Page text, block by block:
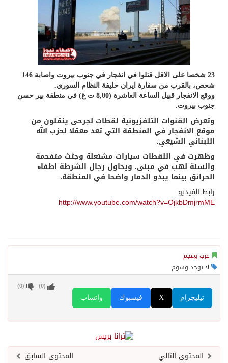
23 شخصا على الاقل قتلوا في انفجار في جنوب بيروت واصابة 146
شحص، بالقرب من سفارة ايران حليفة النظام السوري.
ووقع الانفجار قبيل الساعة العاشرة (8,00 ت غ) في منطقة بير حسن
جنوب بيروت.
وتعرض القنوات التلفزيونية لقطات لجرحى ينقلون من
موقع الانفجار في المنطقة التي تعد معقلا لحزب الله
اللبناني الشيعي.
وظهرت في اللقطات سيارات مشتعلة وجثث متفحمة
والسنة لهب في مبنى. ويحاول رجال الشرطة اطفاء
الحرائق بينما يبدو الدمار واضحا في المنطقة.
رابط الفيديو
http://www.youtube.com/watch?v=OjkbDmjrmME
عرب وعجم
لا يوجد وسوم
واتساب فيسبوك X تيليجرام
(
0
) (
0
)
المحتوى السابق المحتوى التالي